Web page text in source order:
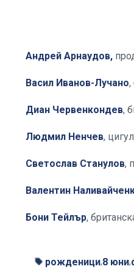
Андрей Арнаудов,
Васил Иванов-Лучано,
Диан Червенкондев,
Людмил Ненчев,
Светослав Станулов,
Валентин
Бони Тейлър,
рожденици,8 юни,